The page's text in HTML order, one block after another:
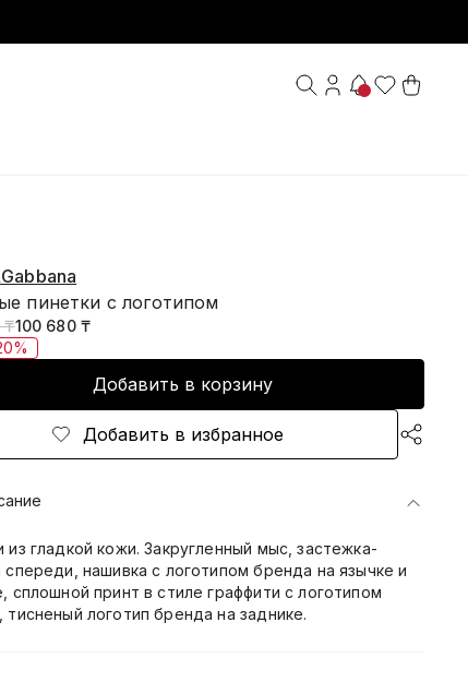
пинетки с логотипом
₸100 680 ₸
Добавить в корзину
Добавить в избранное
из гладкой кожи. Закругленный мыс, застежка-
спереди, нашивка с логотипом бренда на язычке и
сплошной принт в стиле граффити с логотипом
тисненый логотип бренда на заднике.